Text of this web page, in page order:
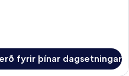
fyrir þínar dagsetningar